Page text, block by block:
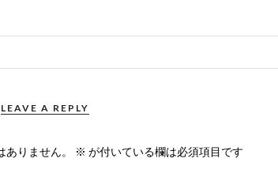
LEAVE A REPLY
りません。 ※ が付いている欄は必須項目です